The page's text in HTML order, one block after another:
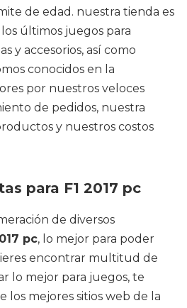
de edad. nuestra tienda es
últimos juegos para
y accesorios, así como
conocidos en la
por nuestros veloces
de pedidos, nuestra
y nuestros costos
para F1 2017 pc
de diversos
pc, lo mejor para poder
encontrar multitud de
lo mejor para juegos, te
los mejores sitios web de la